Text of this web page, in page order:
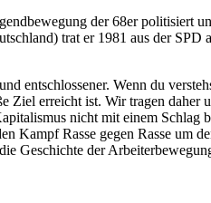
der 68er politisiert
trat er 1981 aus der
entschlossener. Wenn du
erreicht ist. Wir tragen
nicht mit einem
Kampf Rasse gegen Rasse um
Geschichte der